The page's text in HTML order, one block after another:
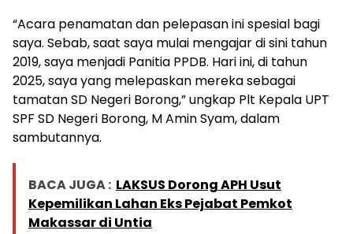
“Acara penamatan dan pelepasan ini spesial bagi
saya. Sebab, saat saya mulai mengajar di sini tahun
2019, saya menjadi Panitia PPDB. Hari ini, di tahun
2025, saya yang melepaskan mereka sebagai
tamatan SD Negeri Borong,” ungkap Plt Kepala UPT
SPF SD Negeri Borong, M Amin Syam, dalam
sambutannya.
BACA JUGA : LAKSUS Dorong APH Usut
Kepemilikan Lahan Eks Pejabat Pemkot
Makassar di Untia